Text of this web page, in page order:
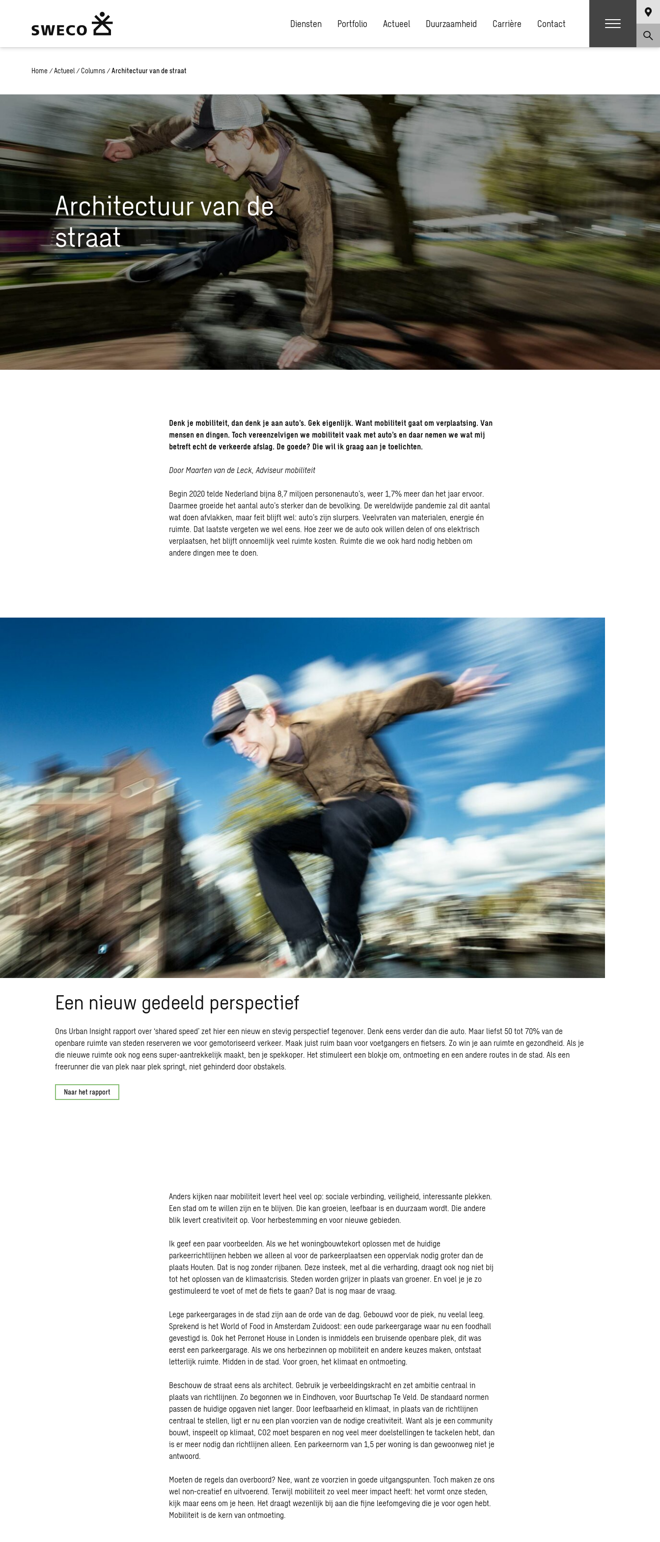
Diensten Portfolio Actueel Duurzaamheid Carrière Contact
Home / Actueel / Columns / Architectuur van de straat
Architectuur van de
straat
Denk je mobiliteit, dan denk je aan auto’s. Gek eigenlijk. Want mobiliteit gaat om verplaatsing. Van
mensen en dingen. Toch vereenzelvigen we mobiliteit vaak met auto’s en daar nemen we wat mij
betreft echt de verkeerde afslag. De goede? Die wil ik graag aan je toelichten.
Door Maarten van de Leck, Adviseur mobiliteit
Begin 2020 telde Nederland bijna 8,7 miljoen personenauto’s, weer 1,7% meer dan het jaar ervoor.
Daarmee groeide het aantal auto’s sterker dan de bevolking. De wereldwijde pandemie zal dit aantal
wat doen afvlakken, maar feit blijft wel: auto’s zijn slurpers. Veelvraten van materialen, energie én
ruimte. Dat laatste vergeten we wel eens. Hoe zeer we de auto ook willen delen of ons elektrisch
verplaatsen, het blijft onnoemlijk veel ruimte kosten. Ruimte die we ook hard nodig hebben om
andere dingen mee te doen.
Een nieuw gedeeld perspectief
Ons Urban Insight rapport over ‘shared speed’ zet hier een nieuw en stevig perspectief tegenover. Denk eens verder dan die auto. Maar liefst 50 tot 70% van de
openbare ruimte van steden reserveren we voor gemotoriseerd verkeer. Maak juist ruim baan voor voetgangers en fietsers. Zo win je aan ruimte en gezondheid. Als je
die nieuwe ruimte ook nog eens super-aantrekkelijk maakt, ben je spekkoper. Het stimuleert een blokje om, ontmoeting en een andere routes in de stad. Als een
freerunner die van plek naar plek springt, niet gehinderd door obstakels.
Naar het rapport
Anders kijken naar mobiliteit levert heel veel op: sociale verbinding, veiligheid, interessante plekken.
Een stad om te willen zijn en te blijven. Die kan groeien, leefbaar is en duurzaam wordt. Die andere
blik levert creativiteit op. Voor herbestemming en voor nieuwe gebieden.
Ik geef een paar voorbeelden. Als we het woningbouwtekort oplossen met de huidige
parkeerrichtlijnen hebben we alleen al voor de parkeerplaatsen een oppervlak nodig groter dan de
plaats Houten. Dat is nog zonder rijbanen. Deze insteek, met al die verharding, draagt ook nog niet bij
tot het oplossen van de klimaatcrisis. Steden worden grijzer in plaats van groener. En voel je je zo
gestimuleerd te voet of met de fiets te gaan? Dat is nog maar de vraag.
Lege parkeergarages in de stad zijn aan de orde van de dag. Gebouwd voor de piek, nu veelal leeg.
Sprekend is het World of Food in Amsterdam Zuidoost: een oude parkeergarage waar nu een foodhall
gevestigd is. Ook het Perronet House in Londen is inmiddels een bruisende openbare plek, dit was
eerst een parkeergarage. Als we ons herbezinnen op mobiliteit en andere keuzes maken, ontstaat
letterlijk ruimte. Midden in de stad. Voor groen, het klimaat en ontmoeting.
Beschouw de straat eens als architect. Gebruik je verbeeldingskracht en zet ambitie centraal in
plaats van richtlijnen. Zo begonnen we in Eindhoven, voor Buurtschap Te Veld. De standaard normen
passen de huidige opgaven niet langer. Door leefbaarheid en klimaat, in plaats van de richtlijnen
centraal te stellen, ligt er nu een plan voorzien van de nodige creativiteit. Want als je een community
bouwt, inspeelt op klimaat, CO2 moet besparen en nog veel meer doelstellingen te tackelen hebt, dan
is er meer nodig dan richtlijnen alleen. Een parkeernorm van 1,5 per woning is dan gewoonweg niet je
antwoord.
Moeten de regels dan overboord? Nee, want ze voorzien in goede uitgangspunten. Toch maken ze ons
wel non-creatief en uitvoerend. Terwijl mobiliteit zo veel meer impact heeft: het vormt onze steden,
kijk maar eens om je heen. Het draagt wezenlijk bij aan die fijne leefomgeving die je voor ogen hebt.
Mobiliteit is de kern van ontmoeting.